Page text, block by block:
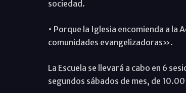
sociedad.
• Porque la Iglesia encomienda a la
comunidades evangelizadoras».
La Escuela se llevará a cabo en 6
segundos sábados de mes, de